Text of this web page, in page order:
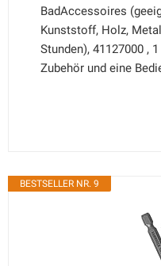
BadAccessoires
Kunststoff, Holz,
Stunden), 41127000 ,
Zubehör und eine
BESTSELLER NR. 9